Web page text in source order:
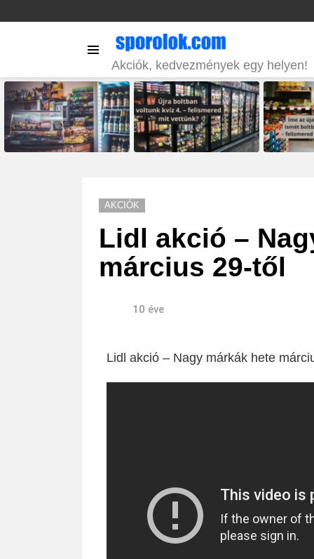
Akciók, kedvezmények egy helyen!
STORIES
AKCIÓK
Lidl akció –
március 29-től
10 éve
Lidl akció – Nagy márkák hete